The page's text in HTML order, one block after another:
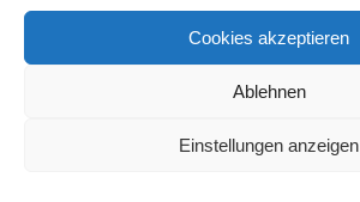
Cookies akzeptieren
Ablehnen
Einstellungen anzeigen